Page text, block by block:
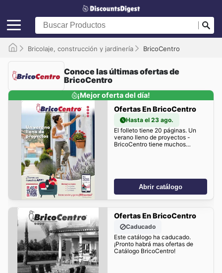
Bricolaje, construcción y jardinería BricoCentro
Conoce las últimas ofertas de
BricoCentro
¡Mejor oferta del día!
Ofertas En BricoCentro
Hasta el 23 ago.
El folleto tiene 20 páginas. Un
verano lleno de proyectos -
BricoCentro tiene muchos
Abrir catálogo
Ofertas En BricoCentro
Caducado
Este catálogo ha caducado.
¡Pronto habrá mas ofertas de
Catálogo BricoCentro!